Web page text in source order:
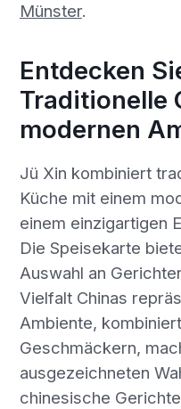
Münster.
Entdecken
Traditionelle
modernen
Jü Xin kombiniert
Küche mit einem
einem einzigartigen
Die Speisekarte
Auswahl an
Vielfalt Chinas
Ambiente,
Geschmäckern,
ausgezeichneten
chinesische